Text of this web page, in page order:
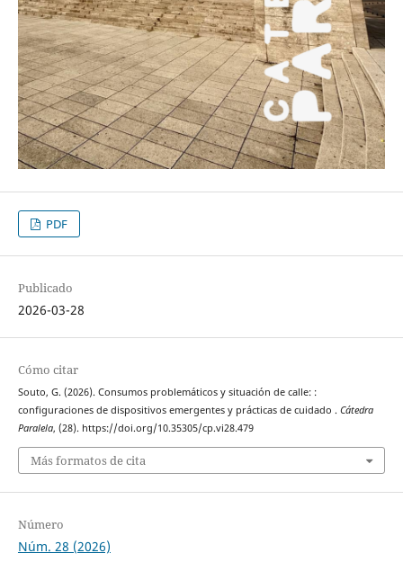
PDF
Publicado
2026-03-28
Cómo citar
Souto, G. (2026). Consumos problemáticos y situación de calle: :
configuraciones de dispositivos emergentes y prácticas de cuidado . Cátedra
Paralela, (28). https://doi.org/10.35305/cp.vi28.479
Más formatos de cita
Número
Núm. 28 (2026)